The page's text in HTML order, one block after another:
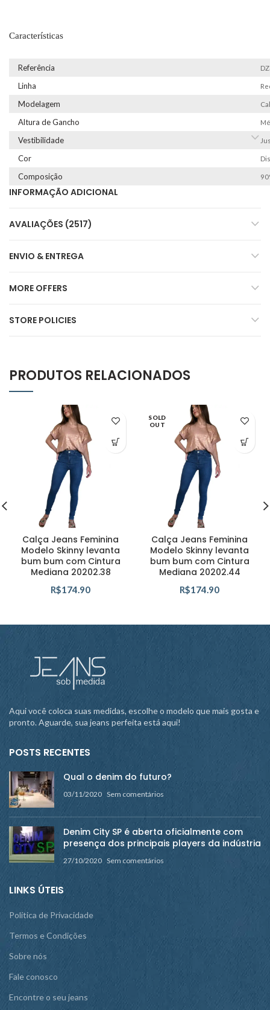
Características
Referência
Linha
Modelagem
Altura de Gancho
Vestibilidade
Cor
Composição
INFORMAÇÃO ADICIONAL
AVALIAÇÕES (2517)
ENVIO & ENTREGA
MORE OFFERS
STORE POLICIES
PRODUTOS RELACIONADOS
Calça Jeans Feminina
Modelo Skinny levanta
bum bum com Cintura
Mediana 20202.38
R$174.90
SOLD
OUT
Calça Jeans Feminina
Modelo Skinny levanta
bum bum com Cintura
Mediana 20202.44
R$174.90
Aqui você coloca suas medidas, escolhe o modelo que mais gosta e
pronto. Aguarde, sua jeans perfeita está aqui!
POSTS RECENTES
Qual o denim do futuro?
03/11/2020 Sem comentários
Denim City SP é aberta oficialmente com
presença dos principais players da indústria
27/10/2020 Sem comentários
LINKS ÚTEIS
Política de Privacidade
Termos e Condições
Sobre nós
Fale conosco
Encontre o seu jeans